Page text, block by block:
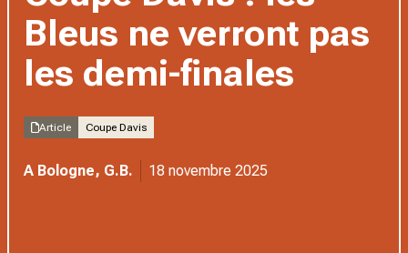
Bleus ne verront pas
les demi-finales
Article Coupe Davis
A Bologne, G.B. 18 novembre 2025